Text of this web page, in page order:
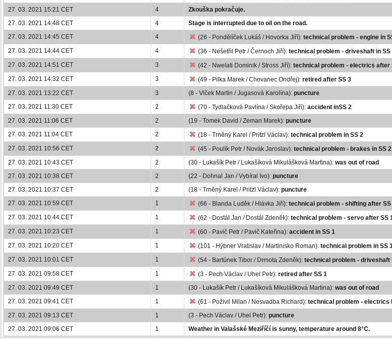
27. 03. 2021 15:21 CET
4
Zkouška pokračuje.
27. 03. 2021 14:48 CET
4
Stage is interrupted due to oil on the road.
27. 03. 2021 14:45 CET
4 (26 - Pondělíček Lukáš / Hovorka Jiří): technical problem - engine in
27. 03. 2021 14:44 CET
4 (36 - Nešetřil Petr / Černoch Jiří): technical problem - driveshaft in SS
27. 03. 2021 14:51 CET
3 (42 - Nwelati Dominik / Stross Jiří): technical problem - electrics after
27. 03. 2021 14:32 CET
3 (49 - Pilka Marek / Chovanec Ondřej): retired after SS 3
27. 03. 2021 13:22 CET
3 (8 - Vlček Martin / Jugasová Karolína): puncture
27. 03. 2021 11:30 CET
2 (70 - Tydlačková Pavlína / Skořepa Jiří): accident inSS 2
27. 03. 2021 11:06 CET
2 (19 - Tomek David / Zeman Marek): puncture
27. 03. 2021 11:04 CET
2 (18 - Trněný Karel / Pritzl Václav): technical problem in SS 2
27. 03. 2021 10:56 CET
2 (45 - Poulík Petr / Novák Jaroslav): technical problem - brakes in SS 2
27. 03. 2021 10:43 CET
2 (30 - Lukašík Petr / Lukašíková Mikulášková Martina): was out of road
27. 03. 2021 10:38 CET
2 (22 - Dohnal Jan / Vybíral Ivo): puncture
27. 03. 2021 10:37 CET
2 (18 - Trněný Karel / Pritzl Václav): puncture
27. 03. 2021 10:59 CET
1 (66 - Blanda Luděk / Hlávka Jiří): technical problem - shifting after SS
27. 03. 2021 10:44 CET
1 (62 - Dostál Jan / Dostál Zdeněk): technical problem - servo after SS
27. 03. 2021 10:23 CET
1 (60 - Pavič Petr / Pavič Kateřina): accident in SS 1
27. 03. 2021 10:20 CET
1 (101 - Hýbner Vratislav / Martinisko Roman): technical problem in SS
27. 03. 2021 10:01 CET
1 (54 - Bartúnek Tibor / Drmota Zdeněk): technical problem - driveshaft
27. 03. 2021 09:58 CET
1 (3 - Pech Václav / Uhel Petr): retired after SS 1
27. 03. 2021 09:49 CET
1 (30 - Lukašík Petr / Lukašíková Mikulášková Martina): was out of road
27. 03. 2021 09:41 CET
1 (61 - Poživil Milan / Nesvadba Richard): technical problem - electrics
27. 03. 2021 09:13 CET
1 (3 - Pech Václav / Uhel Petr): puncture
27. 03. 2021 09:06 CET
1 Weather in Valašské Meziříčí is sunny, temperature around 8°C.